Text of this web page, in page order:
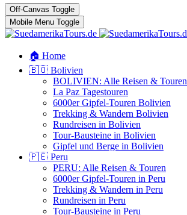
Off-Canvas Toggle
Mobile Menu Toggle
🏠 Home
🇧🇴 Bolivien
BOLIVIEN: Alle Reisen & Touren
La Paz Tagestouren
6000er Gipfel-Touren Bolivien
Trekking & Wandern Bolivien
Rundreisen in Bolivien
Tour-Bausteine in Bolivien
Gipfel und Berge in Bolivien
🇵🇪 Peru
PERU: Alle Reisen & Touren
6000er Gipfel-Touren in Peru
Trekking & Wandern in Peru
Rundreisen in Peru
Tour-Bausteine in Peru